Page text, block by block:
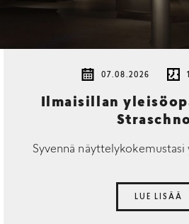
07.08.2026
Ilmaisillan
Syvennä näyttelykokemustasi
LUE LISÄÄ